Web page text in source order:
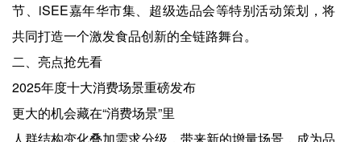
节、iSEE嘉年华市集、超级选品会等特别活动策划，将
共同打造一个激发食品创新的全链路舞台。
二、亮点抢先看
2025年度十大消费场景重磅发布
更大的机会藏在“消费场景”里